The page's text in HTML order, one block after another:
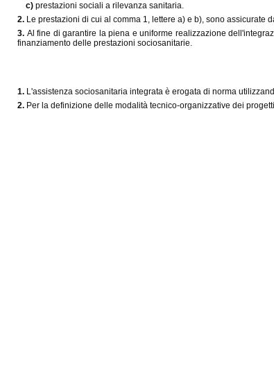
c)prestazioni sociali a rilevanza sanitaria.
2. Le prestazioni di cui al comma 1, lettere a) e b), sono
3. Al fine di garantire la piena e uniforme realizzazione
finanziamento delle prestazioni sociosanitarie.
1. L'assistenza sociosanitaria integrata è erogata di norma
2. Per la definizione delle modalità tecnico-organizzative dei